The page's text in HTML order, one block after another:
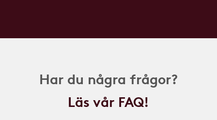
Har du några frågor?
Läs vår FAQ!